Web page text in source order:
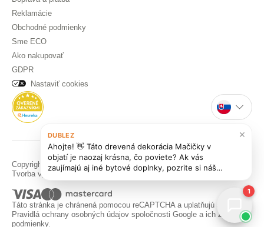
Reklamácie
Obchodné podmienky
Sme ECO
Ako nakupovať
GDPR
Nastaviť cookies
Copyright © DUBLEZ 2026 | Všetky práva vyhradené
Tvorba výkonných internetových obchodov od
RIESENIA
Táto stránka je chránená pomocou reCAPTCHA a uplatňujú sa
Pravidlá ochrany osobných údajov spoločnosti Google a ich Zmluvné
podmienky.
1
DUBLEZ
Ahojte! 👋 Táto drevená dekorácia Mačičky v
objatí je naozaj krásna, čo poviete? Ak vás
zaujímajú aj iné bytové doplnky, pozrite si náš
×